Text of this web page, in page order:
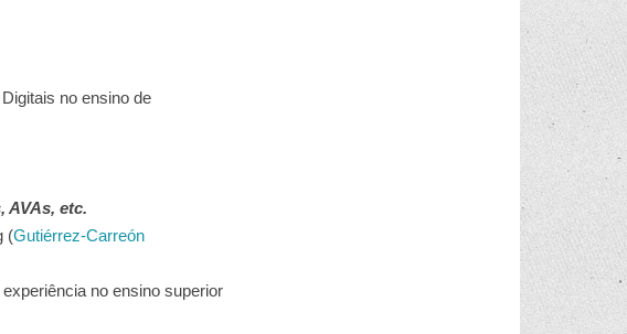
no ensino de
AVAs, etc.
(Gutiérrez-Carreón
no ensino superior